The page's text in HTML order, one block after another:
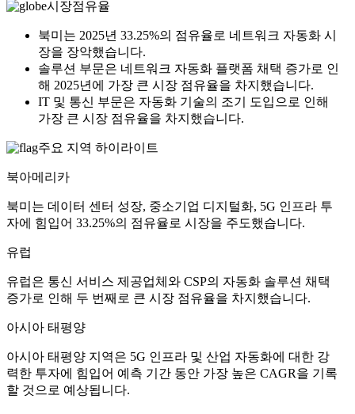
시장점유율
북미는 2025년 33.25%의 점유율로 네트워크 자동화 시
장을 장악했습니다.
솔루션 부문은 네트워크 자동화 플랫폼 채택 증가로 인
해 2025년에 가장 큰 시장 점유율을 차지했습니다.
IT 및 통신 부문은 자동화 기술의 조기 도입으로 인해
가장 큰 시장 점유율을 차지했습니다.
주요 지역 하이라이트
북아메리카
북미는 데이터 센터 성장, 중소기업 디지털화, 5G 인프라 투
자에 힘입어 33.25%의 점유율로 시장을 주도했습니다.
유럽
유럽은 통신 서비스 제공업체와 CSP의 자동화 솔루션 채택
증가로 인해 두 번째로 큰 시장 점유율을 차지했습니다.
아시아 태평양
아시아 태평양 지역은 5G 인프라 및 산업 자동화에 대한 강
력한 투자에 힘입어 예측 기간 동안 가장 높은 CAGR을 기록
할 것으로 예상됩니다.